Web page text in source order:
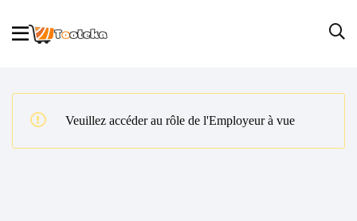
Veuillez accéder au rôle de l'Employeur à vue